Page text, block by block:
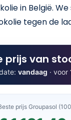
in België.
tegen de
prijs van
vandaag · voor
prijs Groupasol